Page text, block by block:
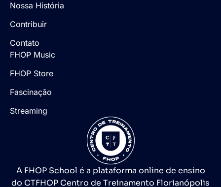
Nossa História
Contribuir
Contato
FHOP Music
FHOP Store
Fascinação
Streaming
A FHOP School é a plataforma online de ensino
do CTFHOP Centro de Treinamento Florianópolis